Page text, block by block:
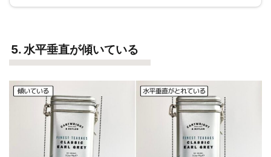
5. 水平垂直が傾いている